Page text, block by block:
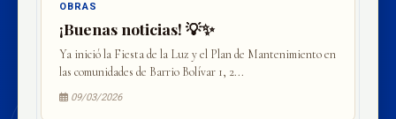
OBRAS
¡Buenas noticias! 💡✨
Ya inició la Fiesta de la Luz y el Plan de Mantenimiento en
las comunidades de Barrio Bolívar 1, 2...
09/03/2026